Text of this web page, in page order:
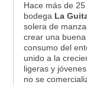
Hace más de
bodega La
solera de
crear una
consumo del
unido a la
ligeras y
no se